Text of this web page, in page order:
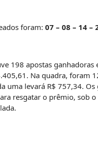
foram: 07 – 08 – 14 –
198 apostas ganhadoras
Na quadra, foram
uma levará R$ 757,34.
resgatar o prêmio, sob o